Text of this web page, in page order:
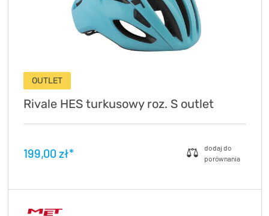
OUTLET
Rivale HES turkusowy roz. S outlet
199,00 zł*